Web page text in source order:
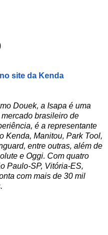
site da Kenda
Douek, a Isapa é uma
brasileiro de
é a representante
Kenda, Manitou, Park Tool,
entre outras, além de
e Oggi. Com quatro
Paulo-SP, Vitória-ES,
com mais de 30 mil